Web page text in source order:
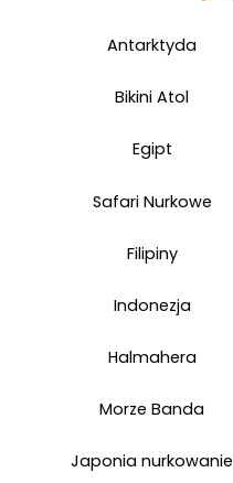
Antarktyda
Bikini Atol
Egipt
Safari Nurkowe
Filipiny
Indonezja
Halmahera
Morze Banda
Japonia nurkowanie